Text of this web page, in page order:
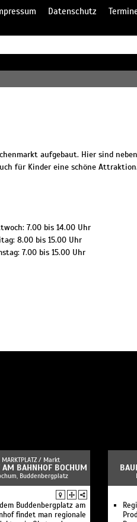
Datenschutz
aufgebaut. Hier sind
für Kinder eine schöne
7.00 bis 14.00 Uhr
8.00 bis 15.00 Uhr
7.00 bis 15.00 Uhr
MARKTPLATZ / Markt
AM BAHNHOF BOCHUM
Buddenbergplatz
Buddenbergplatz am
findet man regionale